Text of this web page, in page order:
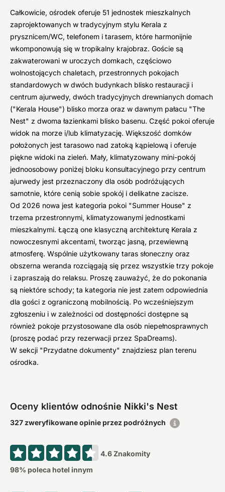
Całkowicie, ośrodek oferuje 51 jednostek mieszkalnych
zaprojektowanych w tradycyjnym stylu Kerala z
prysznicem/WC, telefonem i tarasem, które harmonijnie
wkomponowują się w tropikalny krajobraz. Goście są
zakwaterowani w uroczych domkach, częściowo
wolnostojących chaletach, przestronnych pokojach
standardowych w dwóch budynkach blisko restauracji i
centrum ajurwedy, dwóch tradycyjnych drewnianych domach
("Kerala House") blisko morza oraz w dawnym pałacu "The
Nest" z dwoma łazienkami blisko basenu. Część pokoi oferuje
widok na morze i/lub klimatyzację. Większość domków
położonych jest tarasowo nad zatoką kąpielową i oferuje
piękne widoki na zieleń. Mały, klimatyzowany mini-pokój
jednoosobowy poniżej bloku konsultacyjnego przy centrum
ajurwedy jest przeznaczony dla osób podróżujących
samotnie, które cenią sobie spokój i delikatne zacisze.
Od 2026 nowa jest kategoria pokoi "Summer House" z
trzema przestronnymi, klimatyzowanymi jednostkami
mieszkalnymi. Łączą one klasyczną architekturę Kerala z
nowoczesnymi akcentami, tworząc jasną, przewiewną
atmosferę. Wspólnie użytkowany taras słoneczny oraz
obszerna weranda rozciągają się przez wszystkie trzy pokoje
i zapraszają do relaksu. Proszę zauważyć, że do pokonania
są niektóre schody; ta kategoria nie jest zatem odpowiednia
dla gości z ograniczoną mobilnością. Po wcześniejszym
zgłoszeniu i w zależności od dostępności dostępne są
również pokoje przystosowane dla osób niepełnosprawnych
(proszę podać przy rezerwacji przez SpaDreams).
W sekcji "Przydatne dokumenty" znajdziesz plan terenu
ośrodka.
Oceny klientów odnośnie Nikki's Nest
327 zweryfikowane opinie przez podróżnych
4.6Znakomity
98% poleca hotel innym